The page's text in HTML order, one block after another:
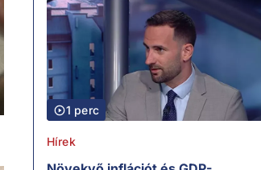
1 perc
Hírek